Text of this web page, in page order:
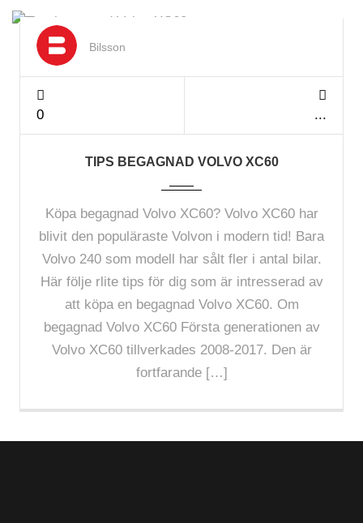
Mar 2024Bilsson
0
TIPS BEGAGNAD VOLVO XC60
Köpa begagnad Volvo XC60? Volvo XC60 har
blivit den populäraste Volvon i modern tid! Bara
Volvo 240 som modell har sålt fler i antal bilar.
Här följe rlite tips för dig som är intresserad av
att köpa en begagnad Volvo XC60. Om
begagnad Volvo XC60 Första generationen av
Volvo XC60 tillverkades 2008-2017. Den är
fortfarande […]